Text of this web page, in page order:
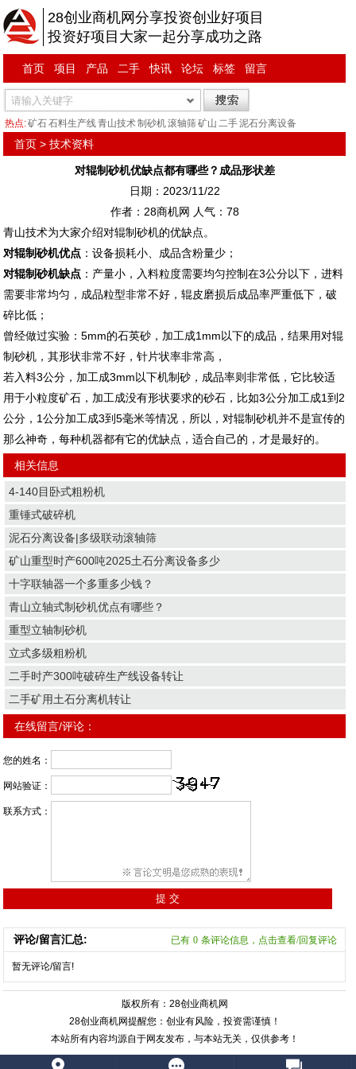
28创业商机网分享投资创业好项目
投资好项目大家一起分享成功之路
首页 项目 产品 二手 快讯 论坛 标签 留言
热点:矿石石料生产线青山技术制砂机滚轴筛矿山 二手泥石分离设备
首页 >技术资料
对辊制砂机优缺点都有哪些？成品形状差
日期：2023/11/22
作者：28商机网 人气： 78
青山技术为大家介绍对辊制砂机的优缺点。
对辊制砂机优点 ：设备损耗小、成品含粉量少；
对辊制砂机缺点 ：产量小，入料粒度需要均匀控制在3公分以下，进料
需要非常均匀，成品粒型非常不好，辊皮磨损后成品率严重低下，破
碎比低；
曾经做过实验：5mm的石英砂，加工成1mm以下的成品，结果用对辊
制砂机，其形状非常不好，针片状率非常高，
若入料3公分，加工成3mm以下机制砂，成品率则非常低，它比较适
用于小粒度矿石，加工成没有形状要求的砂石，比如3公分加工成1到2
公分，1公分加工成3到5毫米等情况，所以，对辊制砂机并不是宣传的
那么神奇，每种机器都有它的优缺点，适合自己的，才是最好的。
相关信息
4-140目卧式粗粉机
重锤式破碎机
泥石分离设备|多级联动滚轴筛
矿山重型时产600吨2025土石分离设备多少
十字联轴器一个多重多少钱？
青山立轴式制砂机优点有哪些？
重型立轴制砂机
立式多级粗粉机
二手时产300吨破碎生产线设备转让
二手矿用土石分离机转让
在线留言/评论：
您的姓名：
网站验证：
联系方式：
评论/留言汇总: 已有 0 条评论信息，点击查看/回复评论
暂无评论/留言!
版权所有：28创业商机网
28创业商机网提醒您：创业有风险，投资需谨慎！
本站所有内容均源自于网友发布，与本站无关，仅供参考！